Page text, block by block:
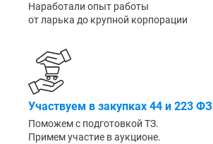
Наработали опыт работы
от ларька до крупной корпорации
Участвуем в закупках 44 и 223 ФЗ
Поможем с подготовкой ТЗ.
Примем участие в аукционе.